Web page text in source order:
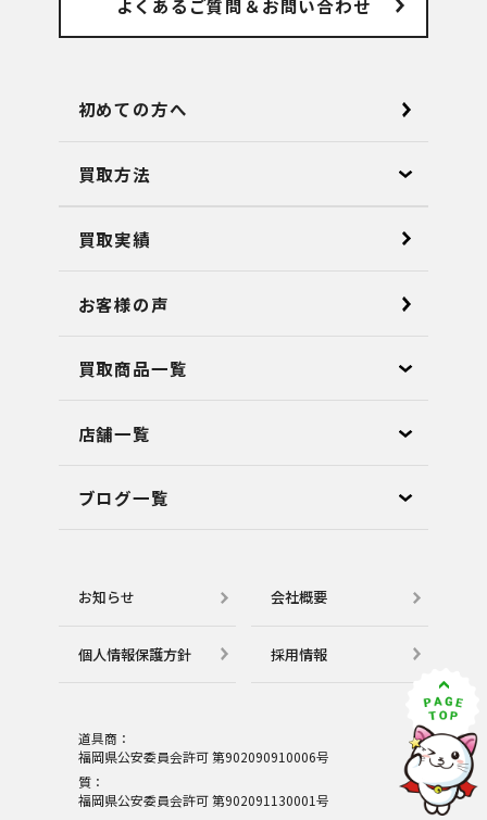
よくあるご質問 ＆お問い合わせ
初めての方へ
買取方法
買取実績
お客様の声
買取商品一覧
店舗⼀覧
ブログ⼀覧
お知らせ 会社概要
個⼈情報保護⽅針 採用情報
道具商：
福岡県公安委員会許可 第902090910006号
質：
福岡県公安委員会許可 第902091130001号